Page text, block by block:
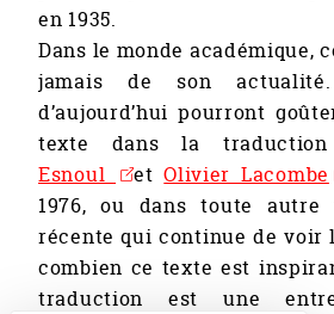
en 1935.
Dans le monde académique,
jamais de son
d’aujourd’hui pourront
texte dans la traduction
Esnoul
etOlivier Lacombe
1976, ou dans toute autre
récente qui continue de voir
combien ce texte est
traduction est une